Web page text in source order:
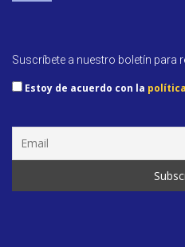
Suscríbete a nuestro boletín para
Estoy de acuerdo con la